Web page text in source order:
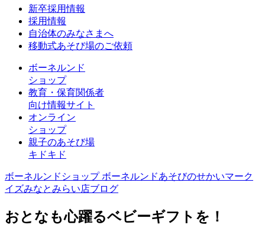
新卒採用情報
採用情報
自治体のみなさまへ
移動式あそび場のご依頼
ボーネルンド
ショップ
教育・保育関係者
向け情報サイト
オンライン
ショップ
親子のあそび場
キドキド
ボーネルンドショップ ボーネルンドあそびのせかいマーク
イズみなとみらい店ブログ
おとなも心躍るベビーギフトを！